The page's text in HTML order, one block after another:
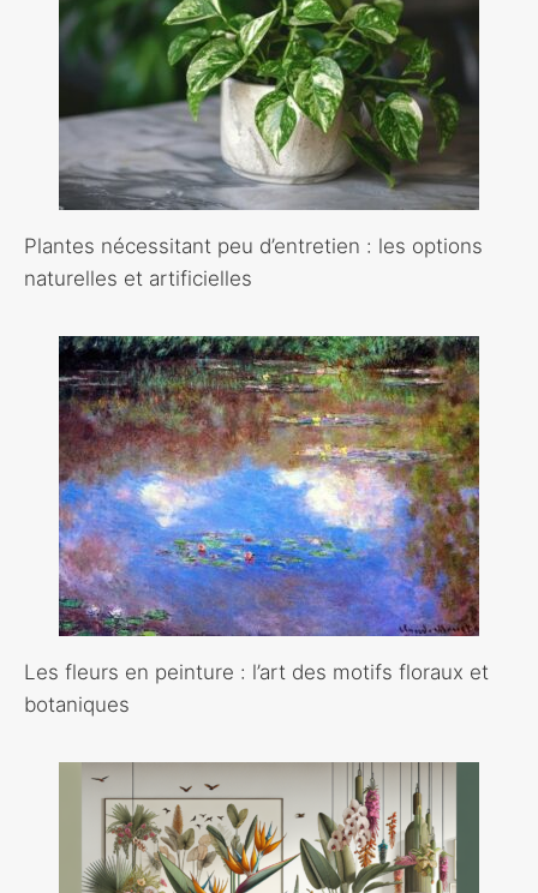
Plantes nécessitant peu d’entretien : les options
naturelles et artificielles
Les fleurs en peinture : l’art des motifs floraux et
botaniques